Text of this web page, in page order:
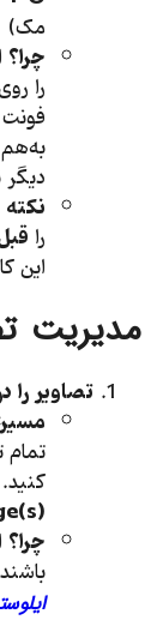
مک)
چرا؟
را
را
این
مدیریت
تصاویر را
تمام
چرا؟